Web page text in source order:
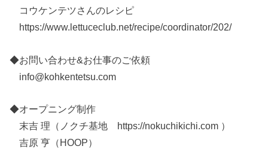
コウケンテツさんのレシピ
https://www.lettuceclub.net/recipe/coordinator/202/
◆お問い合わせ&お仕事のご依頼
info@kohkentetsu.com
◆オープニング制作
末吉 理（ノクチ基地 https://nokuchikichi.com ）
吉原 亨（HOOP）